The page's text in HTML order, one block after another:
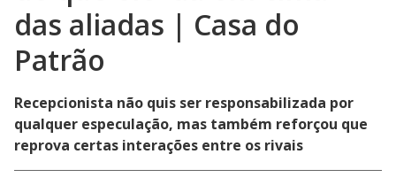
das aliadas | Casa do
Patrão
Recepcionista não quis ser responsabilizada por
qualquer especulação, mas também reforçou que
reprova certas interações entre os rivais